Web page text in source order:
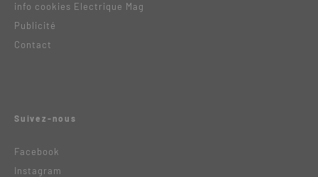
info cookies Electrique Mag
Publicité
Contact
Suivez-nous
Facebook
Instagram